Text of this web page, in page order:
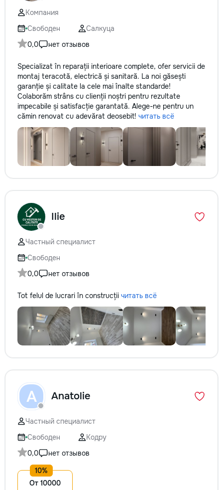
Компания
Свободен
Салкуца
0,0
нет отзывов
Specializat în reparații interioare complete, ofer servicii de
montaj teracotă, electrică și sanitară. La noi găsești
garanție și calitate la cele mai înalte standarde!
Colaborăm strâns cu clienții noștri pentru rezultate
impecabile și satisfacție garantată. Alege-ne pentru un
cămin renovat cu adevărat deosebit! читать всё
Ilie
Частный специалист
Свободен
0,0
нет отзывов
Tot felul de lucrari în construcții читать всё
A Anatolie
Частный специалист
Свободен
Кодру
0,0
нет отзывов
От 10000